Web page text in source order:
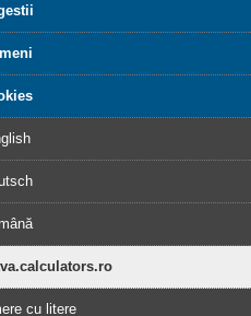
cu litere